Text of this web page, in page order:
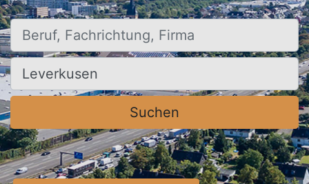
Beruf, Fachrichtung, Firma
Ort, Stadt
Suchen